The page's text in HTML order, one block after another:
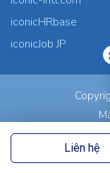
Liên hệ
iconicHRbase
iconicJob JP